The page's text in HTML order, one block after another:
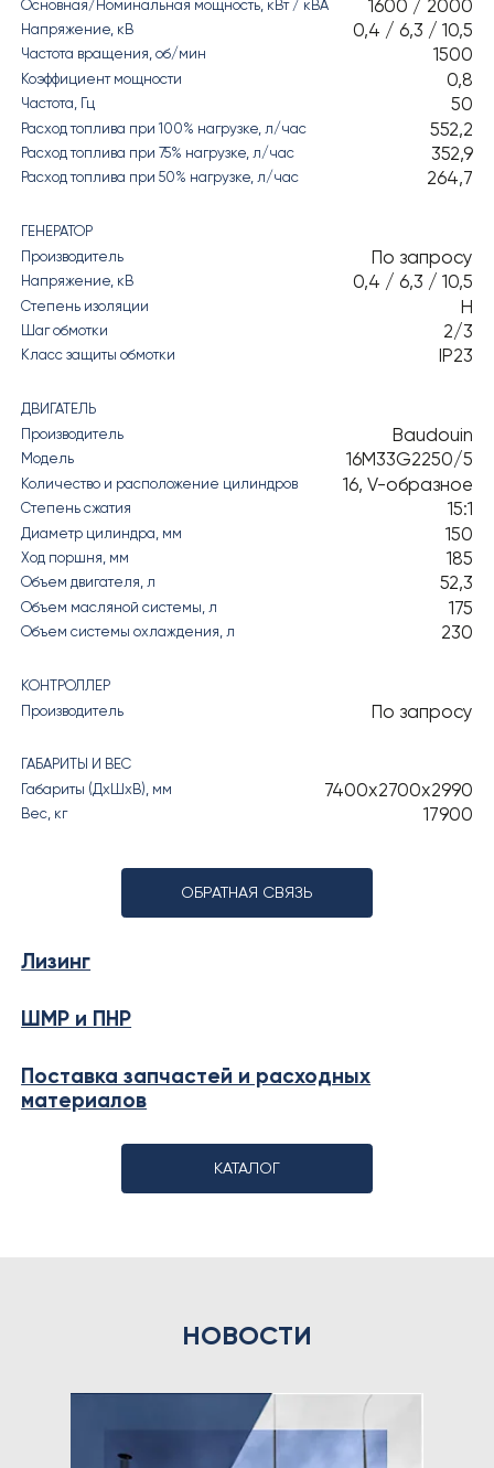
Основная/Номинальная мощность, кВт / кВА 1600 / 2000
Напряжение, кВ 0,4 / 6,3 / 10,5
Частота вращения, об/мин 1500
Коэффициент мощности 0,8
Частота, Гц 50
Расход топлива при 100% нагрузке, л/час 552,2
Расход топлива при 75% нагрузке, л/час 352,9
Расход топлива при 50% нагрузке, л/час 264,7
ГЕНЕРАТОР
Производитель
По запросу
Напряжение, кВ 0,4 / 6,3 / 10,5
Степень изоляции H
Шаг обмотки 2/3
Класс защиты обмотки IP23
ДВИГАТЕЛЬ
Производитель
Baudouin
Модель 16M33G2250/5
Количество и расположение цилиндров 16, V-образное
Степень сжатия 15:1
Диаметр цилиндра, мм 150
Ход поршня, мм 185
Объем двигателя, л 52,3
Объем масляной системы, л 175
Объем системы охлаждения, л 230
КОНТРОЛЛЕР
Производитель
По запросу
ГАБАРИТЫ И ВЕС
Габариты (ДхШхВ), мм
7400х2700х2990
Вес, кг 17900
ОБРАТНАЯ СВЯЗЬ
Лизинг
ШМР и ПНР
Поставка запчастей и расходных
материалов
КАТАЛОГ
НОВОСТИ